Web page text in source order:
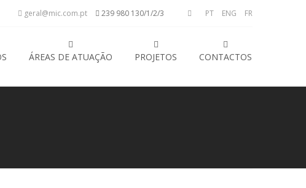
geral@mic.com.pt 239 980 130/1/2/3 PT ENG FR
ÁREAS DE ATUAÇÃO PROJETOS CONTACTOS